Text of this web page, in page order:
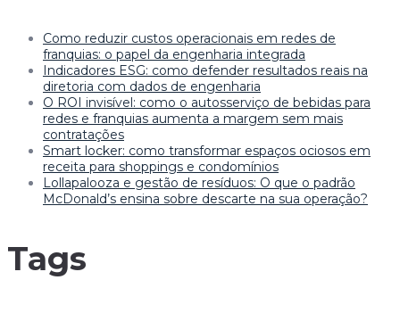
Como reduzir custos operacionais em redes de
franquias: o papel da engenharia integrada
Indicadores ESG: como defender resultados reais na
diretoria com dados de engenharia
O ROI invisível: como o autosserviço de bebidas para
redes e franquias aumenta a margem sem mais
contratações
Smart locker: como transformar espaços ociosos em
receita para shoppings e condomínios
Lollapalooza e gestão de resíduos: O que o padrão
McDonald’s ensina sobre descarte na sua operação?
Tags